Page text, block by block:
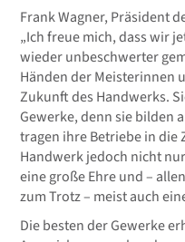
Frank Wagner, Präsident
„Ich freue mich, dass wir
wieder unbeschwerter
Händen der Meisterinnen
Zukunft des Handwerks.
Gewerke, denn sie bilden
tragen ihre Betriebe in die
Handwerk jedoch nicht
eine große Ehre und –
zum Trotz – meist auch
Die besten der Gewerke